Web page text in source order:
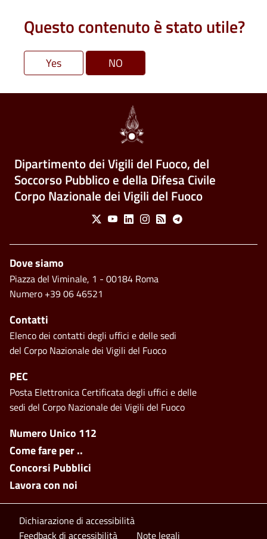
Questo contenuto è stato utile?
Dipartimento dei Vigili del Fuoco, del
Soccorso Pubblico e della Difesa Civile
Corpo Nazionale dei Vigili del Fuoco
Social Menu
X YoutubeLinkedinInstagram
Feed Telegram
Footer side menu
Numero Unico 112
Come fare per ..
Concorsi Pubblici
Lavora con noi
Piè di pagina
Dove siamo
Piazza del Viminale, 1 - 00184 Roma
Numero +39 06 46521
Contatti
Elenco dei contatti degli uffici e delle sedi
del Corpo Nazionale dei Vigili del Fuoco
PEC
Posta Elettronica Certificata degli uffici e delle
sedi del Corpo Nazionale dei Vigili del Fuoco
Footer bottom
Dichiarazione di accessibilità
Feedback di accessibilità
Note legali